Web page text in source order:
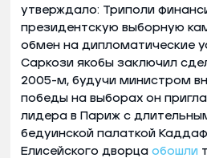
утверждало: Триполи
президентскую выборную
обмен на дипломатические
Саркози якобы заключил
2005-м, будучи министром
победы на выборах он
лидера в Париж с
бедуинской палаткой
Елисейского дворца обошли